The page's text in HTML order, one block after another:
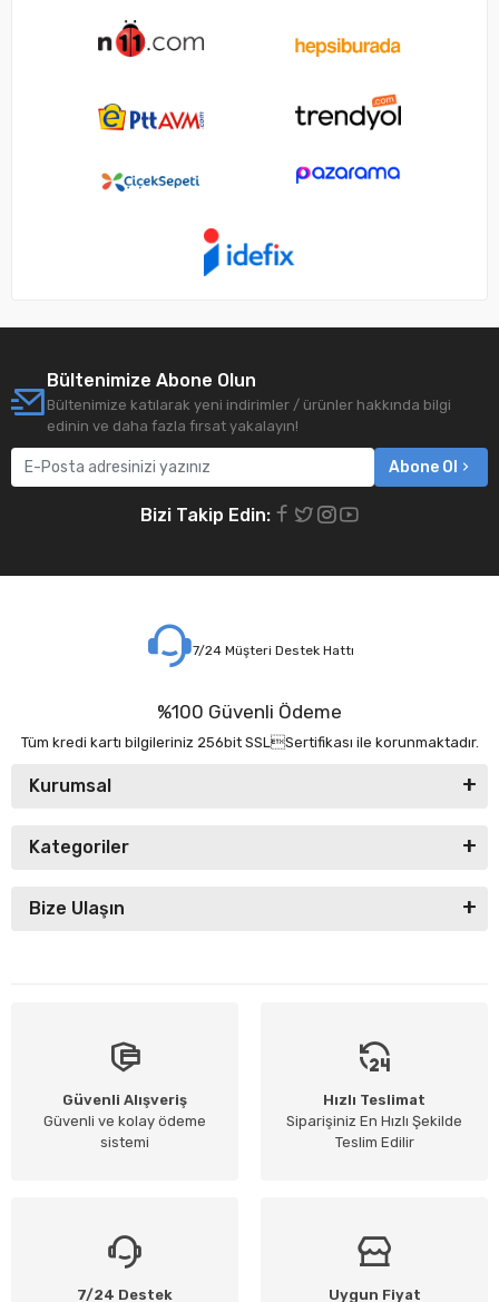
Bültenimize Abone Olun
Bültenimize katılarak yeni indirimler / ürünler hakkında bilgi
edinin ve daha fazla fırsat yakalayın!
Abone Ol
Bizi Takip Edin:
7/24 Müşteri Destek Hattı
%100 Güvenli Ödeme
Tüm kredi kartı bilgileriniz 256bit SSLSertifikası ile korunmaktadır.
Kurumsal
Kategoriler
Bize Ulaşın
Güvenli Alışveriş
Güvenli ve kolay ödeme
sistemi
Hızlı Teslimat
Siparişiniz En Hızlı Şekilde
Teslim Edilir
7/24 Destek Uygun Fiyat